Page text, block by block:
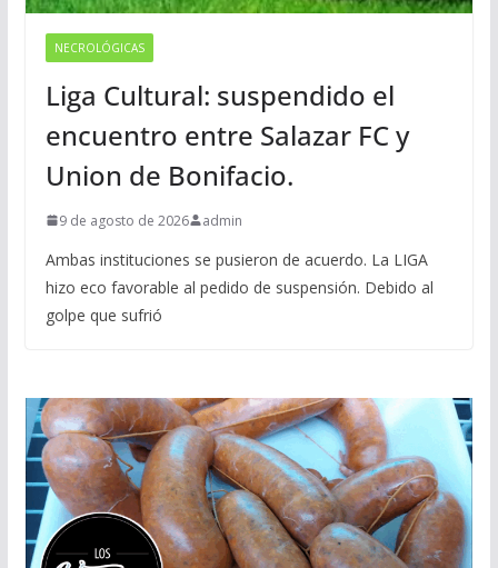
NECROLÓGICAS
Liga Cultural: suspendido el
encuentro entre Salazar FC y
Union de Bonifacio.
9 de agosto de 2026 admin
Ambas instituciones se pusieron de acuerdo. La LIGA
hizo eco favorable al pedido de suspensión. Debido al
golpe que sufrió